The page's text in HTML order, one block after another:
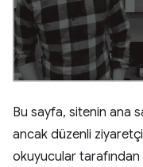
Bu sayfa, sitenin ana
ancak düzenli
okuyucular